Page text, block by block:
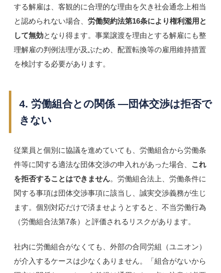
する解雇は、客観的に合理的な理由を欠き社会通念上相当
と認められない場合、 労働契約法第16条により権利濫用と
して無効となり得ます。事業譲渡を理由とする解雇にも整
理解雇の判例法理が及ぶため、配置転換等の雇用維持措置
を検討する必要があります。
4. 労働組合との関係 ―団体交渉は拒否で
きない
従業員と個別に協議を進めていても、労働組合から労働条
件等に関する適法な団体交渉の申入れがあった場合、 これ
を拒否することはできません。労働組合法上、労働条件に
関する事項は団体交渉事項に該当し、誠実交渉義務が生じ
ます。個別対応だけで済ませようとすると、不当労働行為
（労働組合法第7条）と評価されるリスクがあります。
社内に労働組合がなくても、外部の合同労組（ユニオン）
が介入するケースは少なくありません。「組合がないから